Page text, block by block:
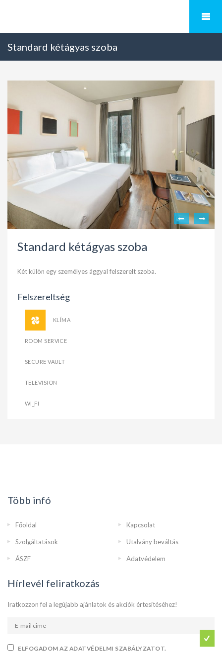
Standard kétágyas szoba
Standard kétágyas szoba
Két külön egy személyes ággyal felszerelt szoba.
Felszereltség
KLÍMA
ROOM SERVICE
SECURE VAULT
TELEVISION
WI_FI
Több infó
Főoldal Kapcsolat
Szolgáltatások Utalvány beváltás
ÁSZF Adatvédelem
Hírlevél feliratkozás
Iratkozzon fel a legújabb ajánlatok és akciók értesítéséhez!
ELFOGADOM AZ ADATVÉDELMI SZABÁLYZATOT.